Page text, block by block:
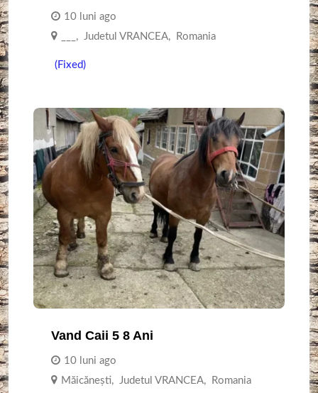
10 luni ago
, Judetul VRANCEA, Romania
(Fixed)
Vand Caii 5 8 Ani
10 luni ago
Măicănești, Judetul VRANCEA, Romania